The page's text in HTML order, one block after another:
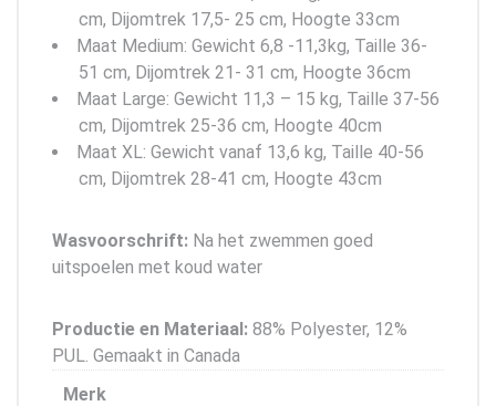
cm, Dijomtrek 17,5- 25 cm, Hoogte 33cm
Maat Medium: Gewicht 6,8 -11,3kg, Taille 36-
51 cm, Dijomtrek 21- 31 cm, Hoogte 36cm
Maat Large: Gewicht 11,3 – 15 kg, Taille 37-56
cm, Dijomtrek 25-36 cm, Hoogte 40cm
Maat XL: Gewicht vanaf 13,6 kg, Taille 40-56
cm, Dijomtrek 28-41 cm, Hoogte 43cm
Wasvoorschrift: Na het zwemmen goed
uitspoelen met koud water
Productie en Materiaal: 88% Polyester, 12%
PUL. Gemaakt in Canada
Merk